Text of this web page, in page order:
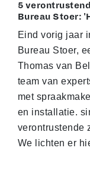
5
Bureau Stoer:
Eind vorig jaar
Bureau Stoer,
Thomas van
team van
met
en installatie.
verontrustende
We lichten er